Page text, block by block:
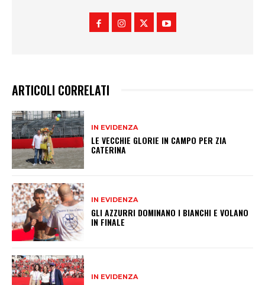
ARTICOLI CORRELATI
IN EVIDENZA
LE VECCHIE GLORIE IN CAMPO PER ZIA
CATERINA
IN EVIDENZA
GLI AZZURRI DOMINANO I BIANCHI E VOLANO
IN FINALE
IN EVIDENZA